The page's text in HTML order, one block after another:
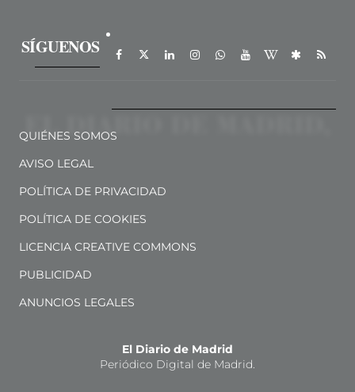
SÍGUENOS
QUIÉNES SOMOS
AVISO LEGAL
POLÍTICA DE PRIVACIDAD
POLÍTICA DE COOKIES
LICENCIA CREATIVE COMMONS
PUBLICIDAD
ANUNCIOS LEGALES
El Diario de Madrid
Periódico Digital de Madrid.